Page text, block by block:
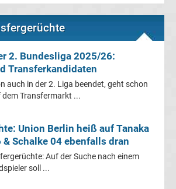
2. Bundesliga 2025/26:
Transferkandidaten
auch in der 2. Liga beendet, geht schon
dem Transfermarkt ...
Union Berlin heiß auf Tanaka
& Schalke 04 ebenfalls dran
Auf der Suche nach einem
soll ...